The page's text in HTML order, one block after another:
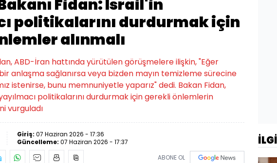
Fidan: İsrail'in
politikalarını durdurmak için
alınmalı
ABD-İran hattında yürütülen görüşmelere ilişkin, "Eğer
anlaşma sağlanırsa veya bizden mayın temizleme sürecine
istenirse, bunu memnuniyetle yaparız" dedi. Bakan Fidan,
politikalarını durdurmak için gerekli önlemlerin
vurguladı
Giriş: 07 Haziran 2026 - 17:36
Güncelleme: 07 Haziran 2026 - 17:37
ABONE OL